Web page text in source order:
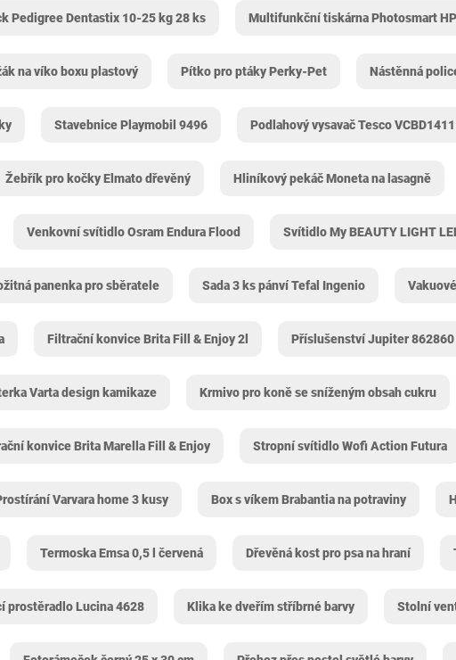
Pedigree Dentastix 10-25 kg 28 ks Multifunkční tiskárna Photosmart
na víko boxu plastový Pítko pro ptáky Perky-Pet Nástěnná
Stavebnice Playmobil 9496 Podlahový vysavač Tesco VCBD1411
Žebřík pro kočky Elmato dřevěný Hliníkový pekáč Moneta na lasagně
Venkovní svítidlo Osram Endura Flood Svítidlo My BEAUTY LIGHT
panenka pro sběratele Sada 3 ks pánví Tefal Ingenio
Filtrační konvice Brita Fill & Enjoy 2l Příslušenství Jupiter 862860
Varta design kamikaze Krmivo pro koně se sníženým obsah cukru
konvice Brita Marella Fill & Enjoy Stropní svítidlo Wofi Action Futura
Varvara home 3 kusy Box s víkem Brabantia na potraviny
Termoska Emsa 0,5 l červená Dřevěná kost pro psa na hraní
prostěradlo Lucina 4628 Klika ke dveřím stříbrné barvy Stolní